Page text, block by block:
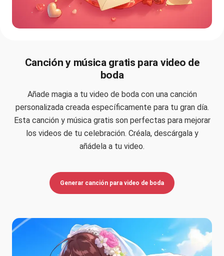
Canción y música gratis para video de
boda
Añade magia a tu video de boda con una canción
personalizada creada específicamente para tu gran día.
Esta canción y música gratis son perfectas para mejorar
los videos de tu celebración. Créala, descárgala y
añádela a tu video.
Generar canción para video de boda